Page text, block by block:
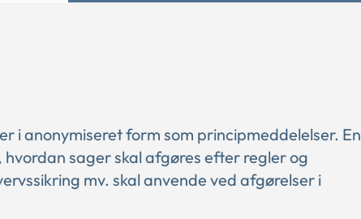
i anonymiseret form som principmeddelelser. En
sager skal afgøres efter regler og
mv. skal anvende ved afgørelser i